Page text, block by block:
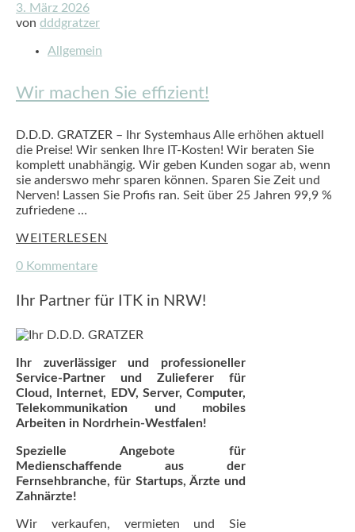
3. März 2026
von dddgratzer
Allgemein
Wir machen Sie effizient!
D.D.D. GRATZER – Ihr Systemhaus Alle erhöhen aktuell
die Preise! Wir senken Ihre IT-Kosten! Wir beraten Sie
komplett unabhängig. Wir geben Kunden sogar ab, wenn
sie anderswo mehr sparen können. Sparen Sie Zeit und
Nerven! Lassen Sie Profis ran. Seit über 25 Jahren 99,9 %
zufriedene …
WEITERLESEN
0 Kommentare
Ihr Partner für ITK in NRW!
Ihr zuverlässiger und professioneller
Service-Partner und Zulieferer für
Cloud, Internet, EDV, Server, Computer,
Telekommunikation und mobiles
Arbeiten in Nordrhein-Westfalen!
Spezielle Angebote für
Medienschaffende aus der
Fernsehbranche, für Startups, Ärzte und
Zahnärzte!
Wir verkaufen, vermieten und Sie